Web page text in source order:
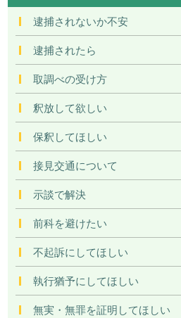
逮捕されないか不安
逮捕されたら
取調べの受け方
釈放して欲しい
保釈してほしい
接見交通について
示談で解決
前科を避けたい
不起訴にしてほしい
執行猶予にしてほしい
無実・無罪を証明してほしい